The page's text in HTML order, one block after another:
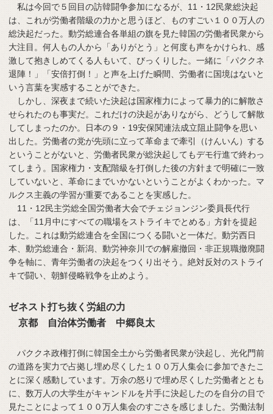
私は今回で５回目の訪韓闘争参加になるが、11・12民衆総決起
は、これが労働者階級の力かと思うほど、ものすごい１００万人の
総決起だった。動労総連合各単組の旗を見た韓国の労働者民衆から
大注目。何人もの人から「ありがとう」と何度も声をかけられ、感
激して抱きしめてくる人もいて、びっくりした。一緒に「パククネ
退陣！」「安倍打倒！」と声を上げた瞬間、労働者に国境はないと
いう言葉を実感することができた。
しかし、深夜まで続いた決起は国家権力によって暴力的に解散さ
せられたのも事実だ。これだけの決起がありながら、どうして解散
してしまったのか。日本の９・19安保関連法成立阻止闘争を思い
出した。労働者の党が先頭に立って革命まで牽引（けんいん）する
ということがないと、労働者民衆が総決起してもデモ行進で終わっ
てしまう。国家権力・支配階級を打倒した後の方針まで明確に一致
していないと、革命にまでいかないということがよくわかった。マ
ルクス主義の学習が重要であることを実感した。
11・12民主労総全国労働者大会でチェジョンジン委員長代行
は、「11月中にすべての職場をストライキでとめる」方針を提起
した。これは動労総連合を全国につくる闘いと一体だ。動労西日
本、動労総連合・新潟、動労神奈川での解雇撤回・非正規職撤廃闘
争を軸に、青年労働者の決起をつくり出そう。絶対反対のストライ
キで闘い、朝鮮侵略戦争を止めよう。
ゼネスト打ち抜く労組の力
京都 自治体労働者 中郷良太
パククネ政権打倒に韓国全土から労働者民衆が決起し、光化門前
の道路を実力で占拠し埋め尽くした１００万人集会に参加できたこ
とに深く感動しています。万余の怒りで埋め尽くした労働者ととも
に、数万人の大学生がキャンドルを片手に決起したのを自分の目で
見たことによって１００万人集会のすごさを感じました。労働法制